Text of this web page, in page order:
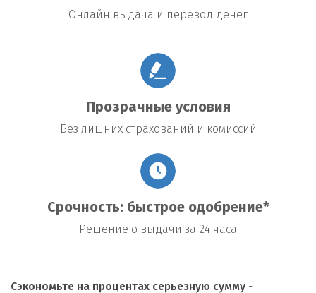
Онлайн выдача и перевод денег
Прозрачные условия
Без лишних страхований и комиссий
Срочность: быстрое одобрение*
Решение о выдачи за 24 часа
Сэкономьте на процентах серьезную сумму -